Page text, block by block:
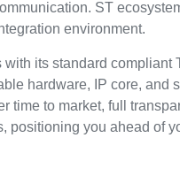
ST
environment.
with its standard
hardware, IP core, and
time to market, full
positioning you ahead of